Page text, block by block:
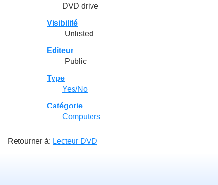
DVD drive
Visibilité
Unlisted
Editeur
Public
Type
Yes/No
Catégorie
Computers
Retourner à: Lecteur DVD